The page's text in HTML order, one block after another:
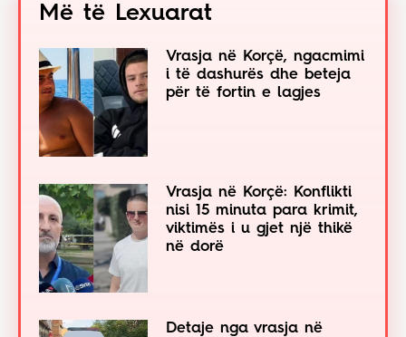
Më të Lexuarat
Vrasja në Korçë, ngacmimi
i të dashurës dhe beteja
për të fortin e lagjes
Vrasja në Korçë: Konflikti
nisi 15 minuta para krimit,
viktimës i u gjet një thikë
në dorë
Detaje nga vrasja në